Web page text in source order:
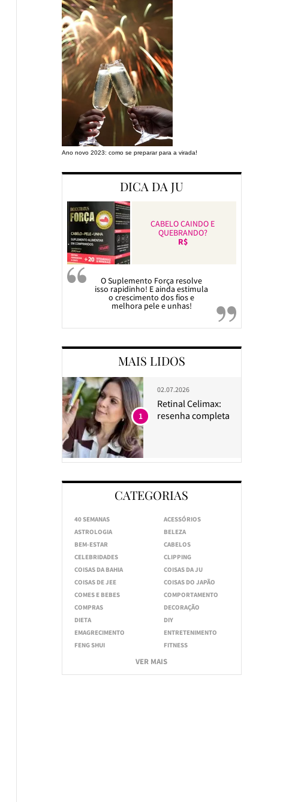
Ano novo 2023: como se preparar para a virada!
DICA DA JU
CABELO CAINDO E
QUEBRANDO?
R$
O Suplemento Força resolve
isso rapidinho! E ainda estimula
o crescimento dos fios e
melhora pele e unhas!
MAIS LIDOS
02.07.2026
Retinal Celimax:
resenha completa
1
CATEGORIAS
40 SEMANAS
ACESSÓRIOS
ASTROLOGIA
BELEZA
BEM-ESTAR
CABELOS
CELEBRIDADES
CLIPPING
COISAS DA BAHIA
COISAS DA JU
COISAS DE JEE
COISAS DO JAPÃO
COMES E BEBES
COMPORTAMENTO
COMPRAS
DECORAÇÃO
DIETA
DIY
EMAGRECIMENTO
ENTRETENIMENTO
FENG SHUI
FITNESS
VER MAIS